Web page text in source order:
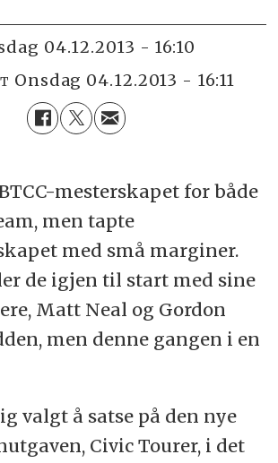
04.12.2013 - 16:10
onsdag 04.12.2013 - 16:11
mesterskapet for både
men tapte
med små marginer.
de igjen til start med sine
Matt Neal og Gordon
men denne gangen i en
valgt å satse på den nye
Civic Tourer, i det